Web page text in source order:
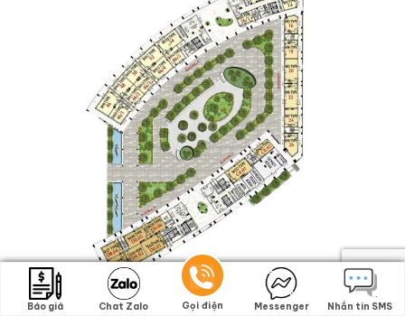
Báo giá Chat Zalo Gọi điện Messenger Nhắn tin SMS
Báo giá Chat Zalo Gọi điện Messenger Nhắn tin SMS